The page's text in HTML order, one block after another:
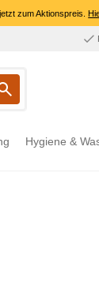
zum Aktionspreis.
Hygiene &